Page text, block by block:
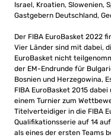
Israel, Kroatien, Slowenien,
Gastgebern Deutschland,
Der FIBA ​​EuroBasket 2022
Vier Länder sind mit dabei,
EuroBasket nicht
der EM-Endrunde für
Bosnien und Herzegowina,
FIBA ​​EuroBasket 2015
einem Turnier zum
Titelverteidiger in die FIBA
Qualifikationsserie auf 14
als eines der ersten Teams